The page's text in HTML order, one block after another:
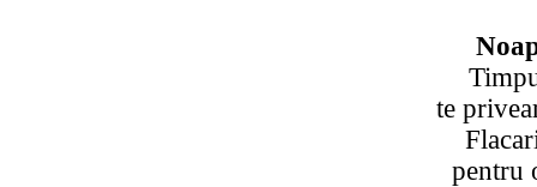
te
pentru